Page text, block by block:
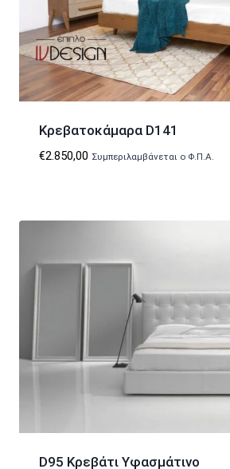
Κρεβατοκάμαρα D141
€2.850,00 Συμπεριλαμβάνεται ο Φ.Π.Α.
D95 Κρεβάτι Υφασμάτινο